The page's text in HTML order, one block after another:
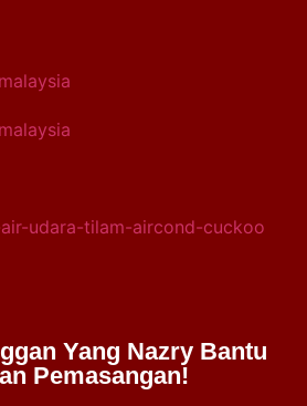
Yang Nazry Bantu
Pemasangan!